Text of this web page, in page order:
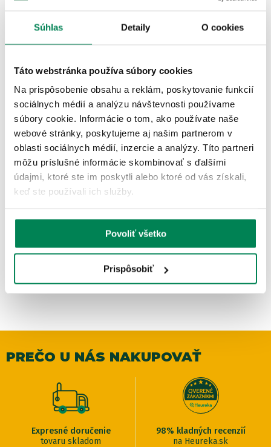
Súhlas Detaily O cookies
Táto webstránka používa súbory cookies
Na prispôsobenie obsahu a reklám, poskytovanie funkcií
sociálnych médií a analýzu návštevnosti používame
súbory cookie. Informácie o tom, ako používate naše
webové stránky, poskytujeme aj našim partnerom v
oblasti sociálnych médií, inzercie a analýzy. Títo partneri
môžu príslušné informácie skombinovať s ďalšími
údajmi, ktoré ste im poskytli alebo ktoré od vás získali,
keď ste používali ich služby.
Povoliť všetko
Prispôsobiť
ĎALŠIE PRODUKTY TEJ ISTEJ
ZNAČKY
9 variantov
Shimano Šnúra Kairiki Green
OD 17.33 €
PREČO U NÁS NAKUPOVAŤ
Expresné doručenie
tovaru skladom
98% kladných recenzií
na Heureka.sk